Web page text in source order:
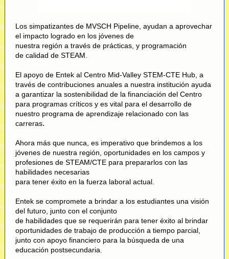
Los simpatizantes de MVSCH Pipeline, ayudan a aprovechar
el impacto logrado en los jóvenes de
nuestra región a través de prácticas, y programación
de calidad de STEAM.
El apoyo de Entek al Centro Mid-Valley STEM-CTE Hub, a
través de contribuciones anuales a nuestra institución ayuda
a garantizar la sostenibilidad de la financiación del Centro
para programas críticos y es vital para el desarrollo de
nuestro programa de aprendizaje relacionado con las
carreras.
Ahora más que nunca, es imperativo que brindemos a los
jóvenes de nuestra región, oportunidades en los campos y
profesiones de STEAM/CTE para prepararlos con las
habilidades necesarias
para tener éxito en la fuerza laboral actual.
Entek se compromete a brindar a los estudiantes una visión
del futuro, junto con el conjunto
de habilidades que se requerirán para tener éxito al brindar
oportunidades de trabajo de producción a tiempo parcial,
junto con apoyo financiero para la búsqueda de una
educación postsecundaria.